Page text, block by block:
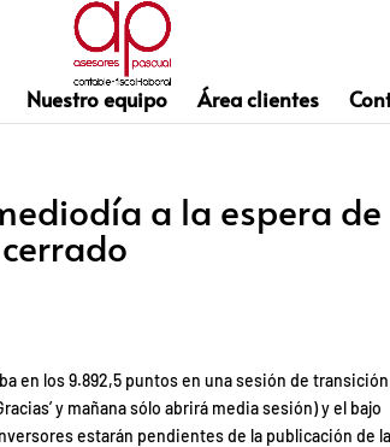
Nuestro equipo Área clientes
a la espera de
en los 9.892,5 puntos en una sesión de transición
y mañana sólo abrirá media sesión) y el bajo
estarán pendientes de la publicación de